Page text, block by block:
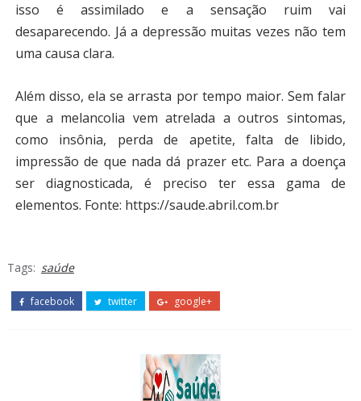
isso é assimilado e a sensação ruim vai
desaparecendo. Já a depressão muitas vezes não tem
uma causa clara.
Além disso, ela se arrasta por tempo maior. Sem falar
que a melancolia vem atrelada a outros sintomas,
como insônia, perda de apetite, falta de libido,
impressão de que nada dá prazer etc. Para a doença
ser diagnosticada, é preciso ter essa gama de
elementos. Fonte: https://saude.abril.com.br
Tags: saúde
facebook twitter google+